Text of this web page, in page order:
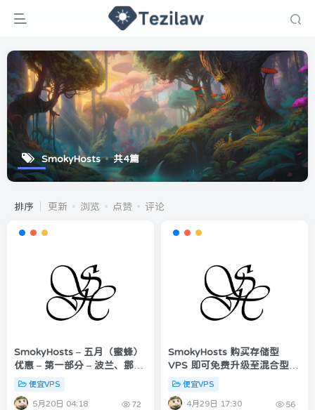
SmokyHosts 共4篇
排序 更新 浏览 点赞 评论
SmokyHosts – 五月（蜜蜂）
优惠 – 第一部分 – 波兰、挪
威、印度 | 持续享受 40% 折
便宜VPS
5月20日 04:18 72
SmokyHosts 购买存储型
VPS 即可免费升级至混合型
VPS！
便宜VPS
4月29日 17:30 56